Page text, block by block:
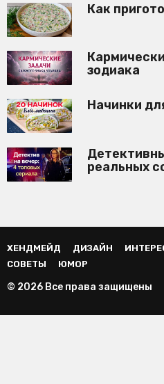
Как
зодиака
Начинки
реальных
ХЕНДМЕЙД ДИЗАЙН
СОВЕТЫ
ЮМОР
© 2026 Все права защищены